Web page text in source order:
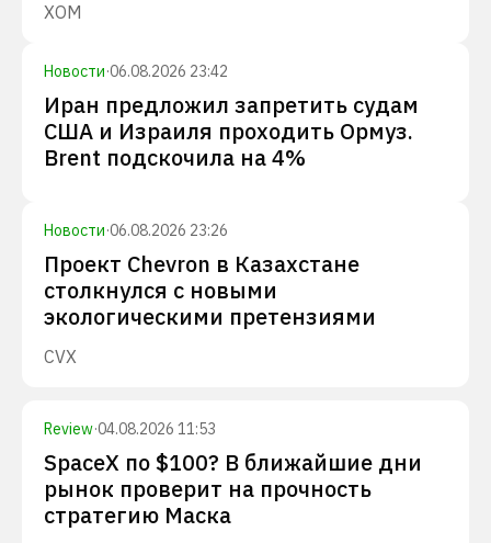
XOM
Новости·06.08.2026 23:42
Иран предложил запретить судам
США и Израиля проходить Ормуз.
Brent подскочила на 4%
Новости·06.08.2026 23:26
Проект Chevron в Казахстане
столкнулся с новыми
экологическими претензиями
CVX
Review·04.08.2026 11:53
SpaceX по $100? В ближайшие дни
рынок проверит на прочность
стратегию Маска